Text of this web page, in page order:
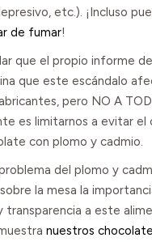
etc.). ¡Incluso
de fumar!
que el propio informe
que este escándalo
pero NO A
es limitarnos a evitar el
con plomo y cadmio.
del plomo y
la mesa la
transparencia a este
nuestros